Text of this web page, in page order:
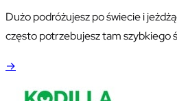
Dużo podróżujesz po świecie i
często potrzebujesz tam szybkiego
→